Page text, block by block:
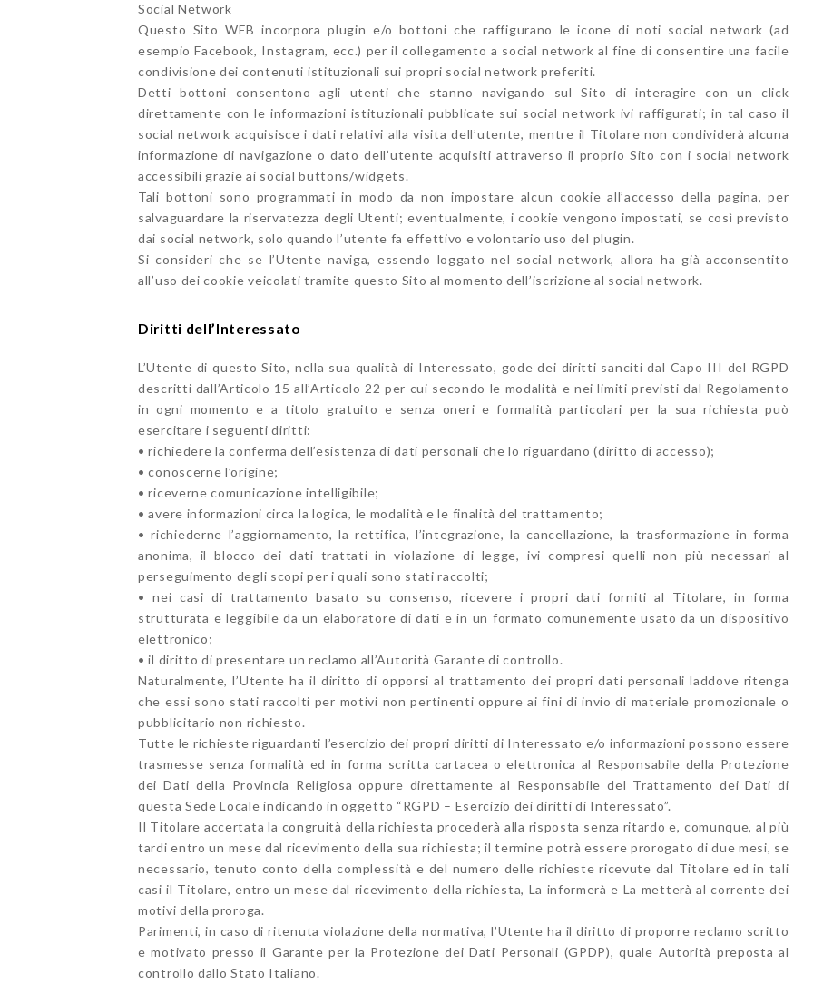
Social Network
Questo Sito WEB incorpora plugin e/o bottoni che raffigurano le icone di noti social network (ad
esempio Facebook, Instagram, ecc.) per il collegamento a social network al fine di consentire una facile
condivisione dei contenuti istituzionali sui propri social network preferiti.
Detti bottoni consentono agli utenti che stanno navigando sul Sito di interagire con un click
direttamente con le informazioni istituzionali pubblicate sui social network ivi raffigurati; in tal caso il
social network acquisisce i dati relativi alla visita dell’utente, mentre il Titolare non condividerà alcuna
informazione di navigazione o dato dell’utente acquisiti attraverso il proprio Sito con i social network
accessibili grazie ai social buttons/widgets.
Tali bottoni sono programmati in modo da non impostare alcun cookie all’accesso della pagina, per
salvaguardare la riservatezza degli Utenti; eventualmente, i cookie vengono impostati, se così previsto
dai social network, solo quando l’utente fa effettivo e volontario uso del plugin.
Si consideri che se l’Utente naviga, essendo loggato nel social network, allora ha già acconsentito
all’uso dei cookie veicolati tramite questo Sito al momento dell’iscrizione al social network.
Diritti dell’Interessato
L’Utente di questo Sito, nella sua qualità di Interessato, gode dei diritti sanciti dal Capo III del RGPD
descritti dall’Articolo 15 all’Articolo 22 per cui secondo le modalità e nei limiti previsti dal Regolamento
in ogni momento e a titolo gratuito e senza oneri e formalità particolari per la sua richiesta può
esercitare i seguenti diritti:
• richiedere la conferma dell’esistenza di dati personali che lo riguardano (diritto di accesso);
• conoscerne l’origine;
• riceverne comunicazione intelligibile;
• avere informazioni circa la logica, le modalità e le finalità del trattamento;
• richiederne l’aggiornamento, la rettifica, l’integrazione, la cancellazione, la trasformazione in forma
anonima, il blocco dei dati trattati in violazione di legge, ivi compresi quelli non più necessari al
perseguimento degli scopi per i quali sono stati raccolti;
• nei casi di trattamento basato su consenso, ricevere i propri dati forniti al Titolare, in forma
strutturata e leggibile da un elaboratore di dati e in un formato comunemente usato da un dispositivo
elettronico;
• il diritto di presentare un reclamo all’Autorità Garante di controllo.
Naturalmente, l’Utente ha il diritto di opporsi al trattamento dei propri dati personali laddove ritenga
che essi sono stati raccolti per motivi non pertinenti oppure ai fini di invio di materiale promozionale o
pubblicitario non richiesto.
Tutte le richieste riguardanti l’esercizio dei propri diritti di Interessato e/o informazioni possono essere
trasmesse senza formalità ed in forma scritta cartacea o elettronica al Responsabile della Protezione
dei Dati della Provincia Religiosa oppure direttamente al Responsabile del Trattamento dei Dati di
questa Sede Locale indicando in oggetto “RGPD – Esercizio dei diritti di Interessato”.
Il Titolare accertata la congruità della richiesta procederà alla risposta senza ritardo e, comunque, al più
tardi entro un mese dal ricevimento della sua richiesta; il termine potrà essere prorogato di due mesi, se
necessario, tenuto conto della complessità e del numero delle richieste ricevute dal Titolare ed in tali
casi il Titolare, entro un mese dal ricevimento della richiesta, La informerà e La metterà al corrente dei
motivi della proroga.
Parimenti, in caso di ritenuta violazione della normativa, l’Utente ha il diritto di proporre reclamo scritto
e motivato presso il Garante per la Protezione dei Dati Personali (GPDP), quale Autorità preposta al
controllo dallo Stato Italiano.